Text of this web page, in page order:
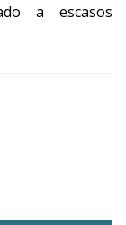
a escasos